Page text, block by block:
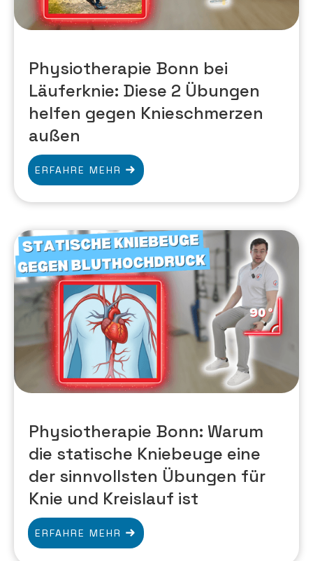
Physiotherapie Bonn bei
Läuferknie: Diese 2 Übungen
helfen gegen Knieschmerzen
außen
ERFAHRE MEHR
Physiotherapie Bonn: Warum
die statische Kniebeuge eine
der sinnvollsten Übungen für
Knie und Kreislauf ist
ERFAHRE MEHR